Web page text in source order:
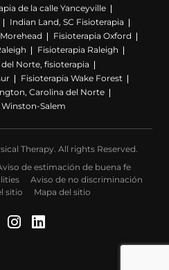
de la calle Yanceyville
Indian Land, SC Fisioterapia
Fisioterapia Oxford
Fisioterapia Raleigh
Norte, fisioterapia
Fisioterapia Wake Forest
Carolina del Norte
Salem
Therapy. All rights Reserved.
de estimación de buena fe
Aviso de no discriminación
sitio
Mapa del sitio
(Se abre en
Instagram (Se abre
LinkedIn (Se